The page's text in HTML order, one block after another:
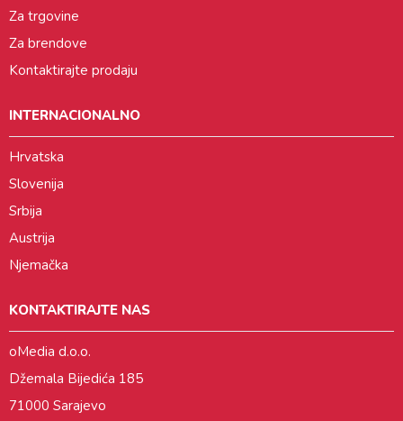
Za trgovine
Za brendove
Kontaktirajte prodaju
INTERNACIONALNO
Hrvatska
Slovenija
Srbija
Austrija
Njemačka
KONTAKTIRAJTE NAS
oMedia d.o.o.
Džemala Bijedića 185
71000 Sarajevo